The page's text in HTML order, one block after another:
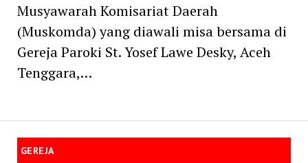
GEREJA
Musyawarah Komisariat Daerah
(Muskomda) yang diawali misa bersama di
Gereja Paroki St. Yosef Lawe Desky, Aceh
Tenggara,…